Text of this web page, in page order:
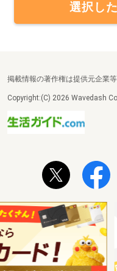
選択し
掲載情報の著作権は提供元企業等
Copyright:(C) 2026 Wavedash